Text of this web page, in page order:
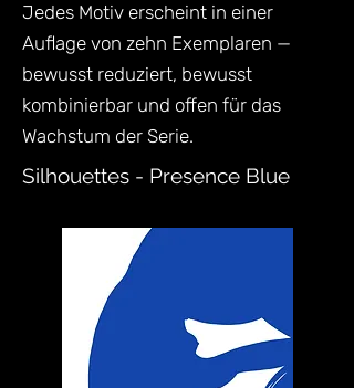
Jedes Motiv erscheint in einer
Auflage von zehn Exemplaren —
bewusst reduziert, bewusst
kombinierbar und offen für das
Wachstum der Serie.
Silhouettes - Presence Blue